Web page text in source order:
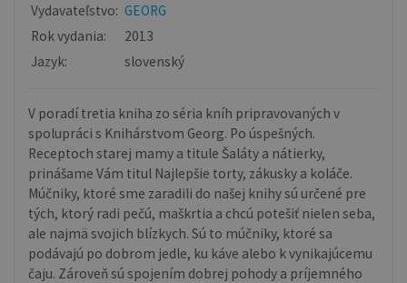
Vydavateľstvo: GEORG
Rok vydania:
2013
Jazyk:
slovenský
V poradí tretia kniha zo séria kníh pripravovaných v
spolupráci s Knihárstvom Georg. Po úspešných.
Receptoch starej mamy a titule Šaláty a nátierky,
prinášame Vám titul Najlepšie torty, zákusky a koláče.
Múčniky, ktoré sme zaradili do našej knihy sú určené pre
tých, ktorý radi pečú, maškrtia a chcú potešiť nielen seba,
ale najmä svojich blízkych. Sú to múčniky, ktoré sa
podávajú po dobrom jedle, ku káve alebo k vynikajúcemu
čaju. Zároveň sú spojením dobrej pohody a príjemného